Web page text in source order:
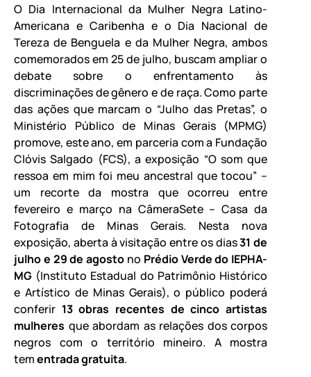
O Dia Internacional da Mulher Negra Latino-
Americana e Caribenha e o Dia Nacional de
Tereza de Benguela e da Mulher Negra, ambos
comemorados em 25 de julho, buscam ampliar o
debate sobre o enfrentamento às
discriminações de gênero e de raça. Como parte
das ações que marcam o “Julho das Pretas”, o
Ministério Público de Minas Gerais (MPMG)
promove, este ano, em parceria com a Fundação
Clóvis Salgado (FCS), a exposição “O som que
ressoa em mim foi meu ancestral que tocou” –
um recorte da mostra que ocorreu entre
fevereiro e março na CâmeraSete – Casa da
Fotografia de Minas Gerais. Nesta nova
exposição, aberta à visitação entre os dias31 de
julho e 29 de agosto no Prédio Verde do IEPHA-
MG (Instituto Estadual do Patrimônio Histórico
e Artístico de Minas Gerais), o público poderá
conferir 13 obras recentes de cinco artistas
mulheres que abordam as relações dos corpos
negros com o território mineiro. A mostra
tementrada gratuita.